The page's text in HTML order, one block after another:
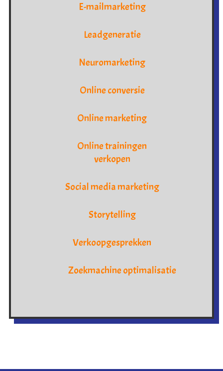
E-mailmarketing
Leadgeneratie
Neuromarketing
Online conversie
Online marketing
Online trainingen
verkopen
Social media marketing
Storytelling
Verkoopgesprekken
Zoekmachine optimalisatie